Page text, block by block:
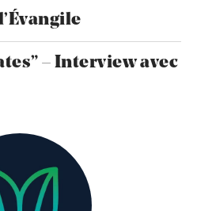
– Interview avec